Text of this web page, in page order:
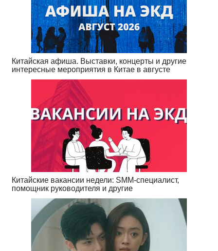
Китайская афиша. Выставки, концерты и другие
интересные мероприятия в Китае в августе
Китайские вакансии недели: SMM-специалист,
помощник руководителя и другие